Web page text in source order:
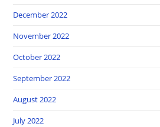
December 2022
November 2022
October 2022
September 2022
August 2022
July 2022